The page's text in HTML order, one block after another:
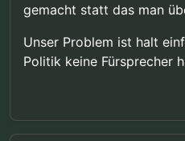
gemacht statt das man
Unser Problem ist halt
Politik keine Fürsprecher